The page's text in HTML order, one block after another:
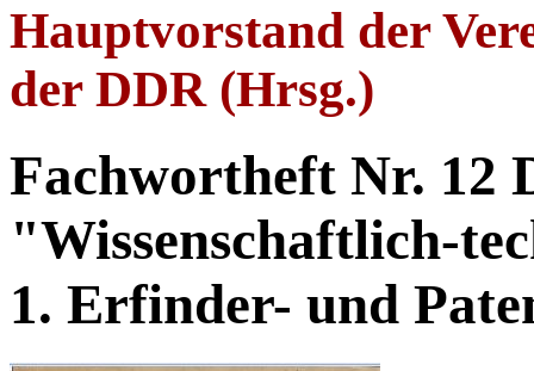
Hauptvorstand der
der DDR (Hrsg.)
Fachwortheft Nr. 12
"Wissenschaftlich-
1. Erfinder- und